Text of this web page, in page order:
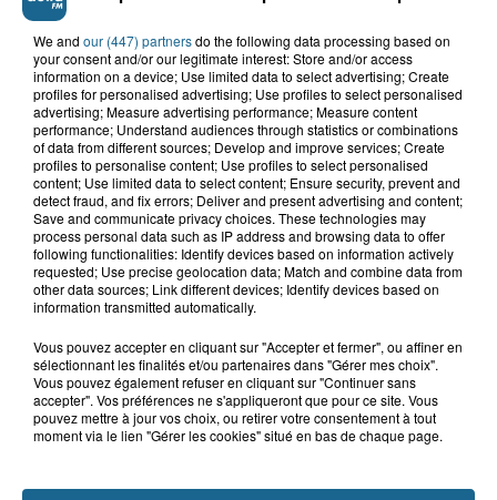
7h21
Samer : deux adolescents de 14 et 15
ans grièvement blessés dans un...
A GAGNER
We and our (447) partnersdo the following data processing based on
your consent and/or our legitimate interest: Store and/or access
information on a device; Use limited data to select advertising; Create
profiles for personalised advertising; Use profiles to select personalised
advertising; Measure advertising performance; Measure content
performance; Understand audiences through statistics or combinations
of data from different sources; Develop and improve services; Create
profiles to personalise content; Use profiles to select personalised
content; Use limited data to select content; Ensure security, prevent and
detect fraud, and fix errors; Deliver and present advertising and content;
Save and communicate privacy choices. These technologies may
process personal data such as IP address and browsing data to offer
following functionalities: Identify devices based on information actively
requested; Use precise geolocation data; Match and combine data from
other data sources; Link different devices; Identify devices based on
information transmitted automatically.
Vous pouvez accepter en cliquant sur "Accepter et fermer", ou affiner en
sélectionnant les finalités et/ou partenaires dans "Gérer mes choix".
Vous pouvez également refuser en cliquant sur "Continuer sans
accepter". Vos préférences ne s'appliqueront que pour ce site. Vous
pouvez mettre à jour vos choix, ou retirer votre consentement à tout
moment via le lien "Gérer les cookies" situé en bas de chaque page.